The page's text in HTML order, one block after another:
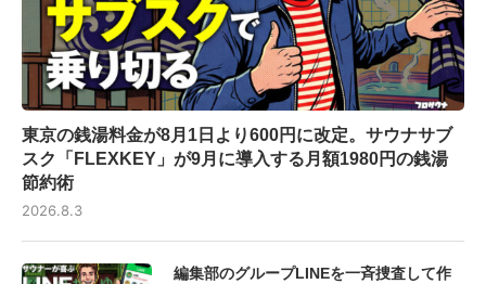
東京の銭湯料金が8月1日より600円に改定。サウナサブ
スク「FLEXKEY」が9月に導入する月額1980円の銭湯
節約術
2026.8.3
編集部のグループLINEを一斉捜査して作